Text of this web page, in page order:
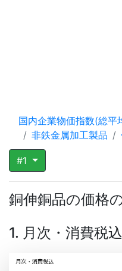
国内企業物価指数(総平
非鉄金属加工製品
#1
銅伸銅品の価格
1. 月次・消費税込